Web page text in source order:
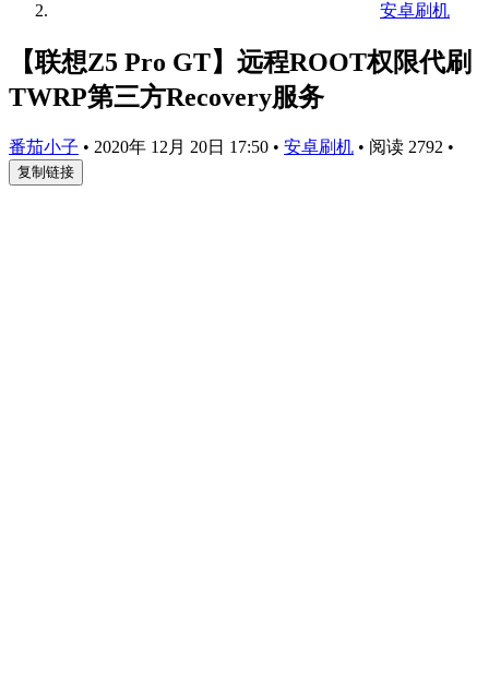
安卓刷机
【联想Z5 Pro GT】远程ROOT权限代刷
TWRP第三方Recovery服务
番茄小子 • 2020年 12月 20日 17:50 • 安卓刷机 • 阅读 2792 •
复制链接